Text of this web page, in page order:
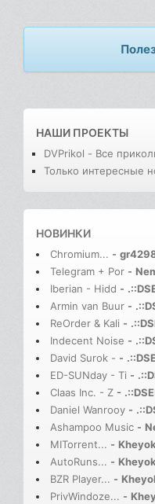
НАШИ ПРОЕКТЫ
DVPrikol - Все
Только интересные
НОВИНКИ
Chromium... -
Telegram + Por -
Iberian - Hidd -
Armin van Buur -
ReOrder & Kali -
Indecent Noise -
David Surok - -
ED-SUNday - Ti -
Claas Inc. - Z -
Daniel Wanrooy -
Ashampoo Music -
MITorrent... -
AutoRuns... -
BZR Player... -
PrivWindoze... -